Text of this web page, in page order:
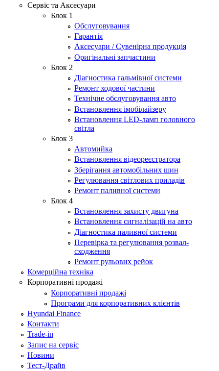
Сервіс та Аксесуари
Блок 1
Обслуговування
Гарантія
Аксесуари / Сувенірна продукція
Оригінальні запчастини
Блок 2
Діагностика гальмівної системи
Ремонт ходової частини
Технічне обслуговування авто
Встановлення імобілайзеру
Встановлення LED-ламп головного
світла
Блок 3
Автомийка
Встановлення відеореєстратора
Зберігання автомобільних шин
Регулювання світлових приладів
Ремонт паливної системи
Блок 4
Встановлення захисту двигуна
Встановлення сигналізацій на авто
Діагностика паливної системи
Перевірка та регулювання розвал-
сходження
Ремонт рульових рейок
Комерційна техніка
Корпоративні продажі
Корпоративні продажі
Програми для корпоративних клієнтів
Hyundai Finance
Контакти
Trade-in
Запис на сервіс
Новини
Тест-Драйв